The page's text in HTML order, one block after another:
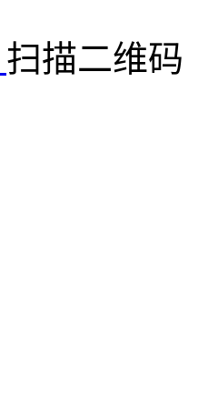
扫描二维码